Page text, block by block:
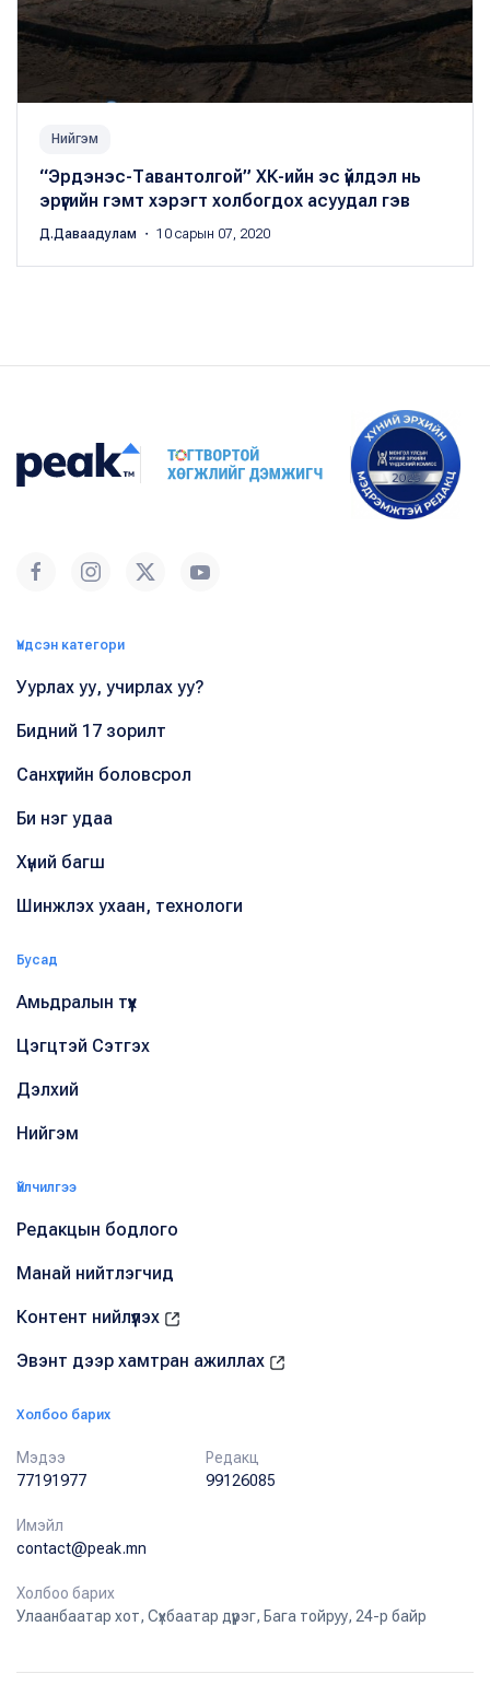
Нийгэм
“Эрдэнэс-Тавантолгой” ХК-ийн эс үйлдэл нь
эрүүгийн гэмт хэрэгт холбогдох асуудал гэв
Д.Даваадулам ・ 10 сарын 07, 2020
Үндсэн категори
Уурлах уу, учирлах уу?
Бидний 17 зорилт
Санхүүгийн боловсрол
Би нэг удаа
Хүний багш
Шинжлэх ухаан, технологи
Бусад
Амьдралын түүх
Цэгцтэй Сэтгэх
Дэлхий
Нийгэм
Үйлчилгээ
Редакцын бодлого
Манай нийтлэгчид
Контент нийлүүлэх
Эвэнт дээр хамтран ажиллах
Холбоо барих
Мэдээ
77191977
Редакц
99126085
Имэйл
contact@peak.mn
Холбоо барих
Улаанбаатар хот, Сүхбаатар дүүрэг, Бага тойруу, 24-р байр